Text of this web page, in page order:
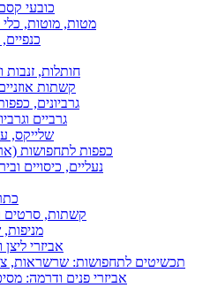
כובעי
מטות, מוטות, כלי
חותלות, זנבות
קשתות
גרביונים,
גרביים
שלייקס,
כפפות לתחפושות
נעליים, כיסויים
קשתות, סרטים
אביזרי
תכשיטים לתחפושות: שרשראות,
אביזרי פנים ודרמה: